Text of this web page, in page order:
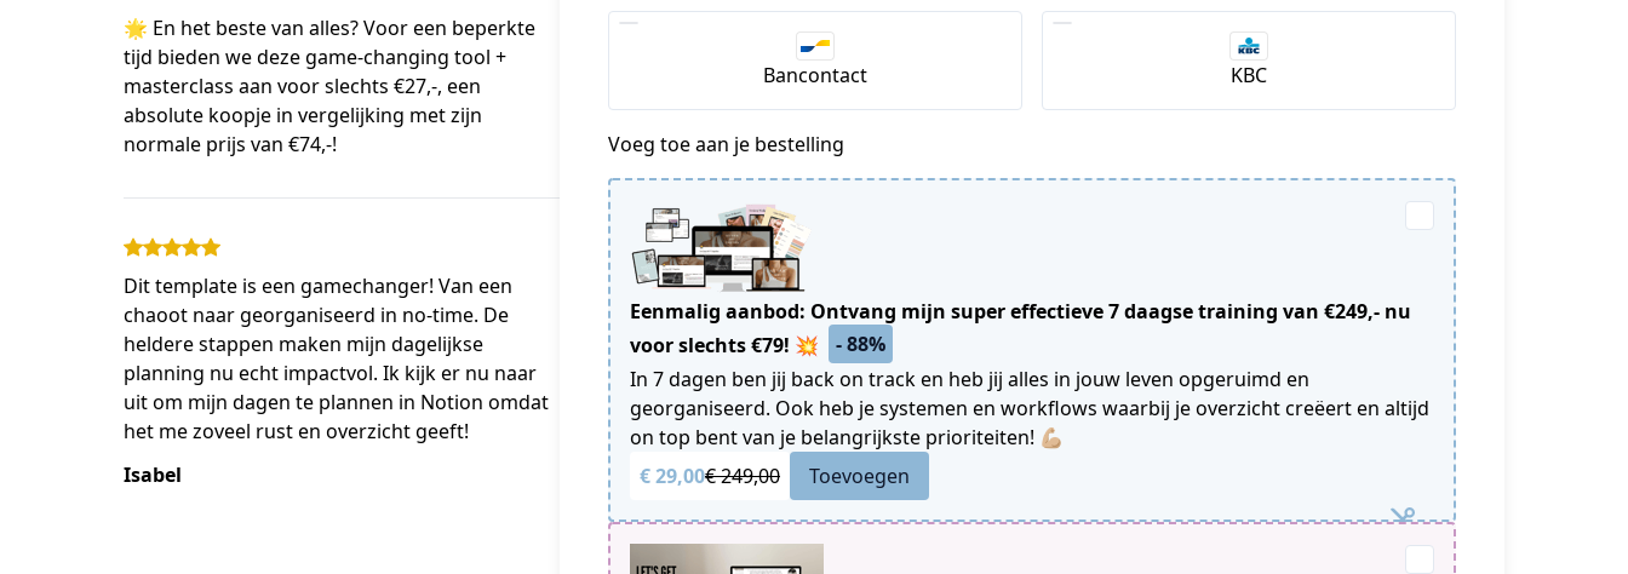
🌟 En het beste van alles? Voor een beperkte
tijd bieden we deze game-changing tool +
masterclass aan voor slechts €27,-, een
absolute koopje in vergelijking met zijn
normale prijs van €74,-!
Dit template is een gamechanger! Van een
chaoot naar georganiseerd in no-time. De
heldere stappen maken mijn dagelijkse
planning nu echt impactvol. Ik kijk er nu naar
uit om mijn dagen te plannen in Notion omdat
het me zoveel rust en overzicht geeft!
Isabel
Bancontact KBC
Voeg toe aan je bestelling
Eenmalig aanbod: Ontvang mijn super effectieve 7 daagse training van €249,- nu
voor slechts €79! 💥
- 88%
In 7 dagen ben jij back on track en heb jij alles in jouw leven opgeruimd en
georganiseerd. Ook heb je systemen en workflows waarbij je overzicht creëert en altijd
on top bent van je belangrijkste prioriteiten! 💪🏼
€ 29,00€ 249,00 Toevoegen